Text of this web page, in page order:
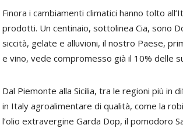
Finora i cambiamenti climatici hanno tolto
prodotti. Un centinaio, sottolinea Cia, sono
siccità, gelate e alluvioni, il nostro Paese,
e vino, vede compromesso già il 10% delle
Dal Piemonte alla Sicilia, tra le regioni più
in Italy agroalimentare di qualità, come la
l’olio extravergine Garda Dop, il pomodoro